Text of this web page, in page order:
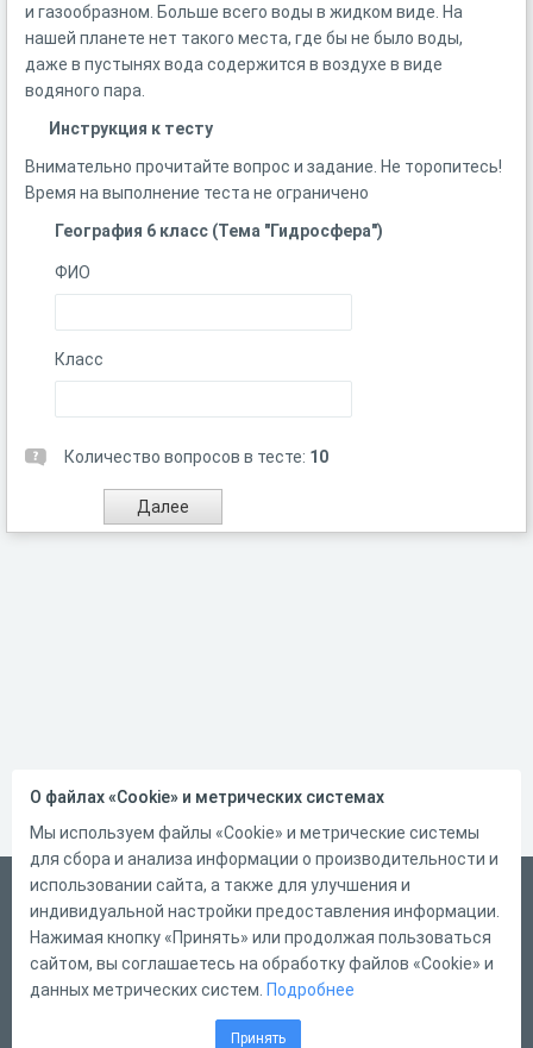
и газообразном. Больше всего воды в жидком виде. На
нашей планете нет такого места, где бы не было воды,
даже в пустынях вода содержится в воздухе в виде
водяного пара.
Инструкция к тесту
Внимательно прочитайте вопрос и задание. Не торопитесь!
Время на выполнение теста не ограничено
География 6 класс (Тема "Гидросфера")
ФИО
Класс
Количество вопросов в тесте: 10
Русский
Справка
Форма обратной связи
О файлах «Cookie» и метрических системах
Мы используем файлы «Cookie» и метрические системы
для сбора и анализа информации о производительности и
использовании сайта, а также для улучшения и
индивидуальной настройки предоставления информации.
Нажимая кнопку «Принять» или продолжая пользоваться
сайтом, вы соглашаетесь на обработку файлов «Cookie» и
данных метрических систем. Подробнее
Принять